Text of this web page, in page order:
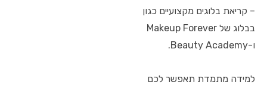
– קריאת בלוגים מקצועיים כגון
בבלוג של Makeup Forever
ו-Beauty Academy.
למידה מתמדת תאפשר לכם